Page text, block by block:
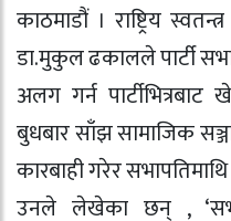
काठमाडौं । राष्ट्रिय
डा.मुकुल ढकालले पार्टी
अलग गर्न
बुधबार साँझ सामाजिक
कारबाही गरेर
उनले लेखेका छन् ,